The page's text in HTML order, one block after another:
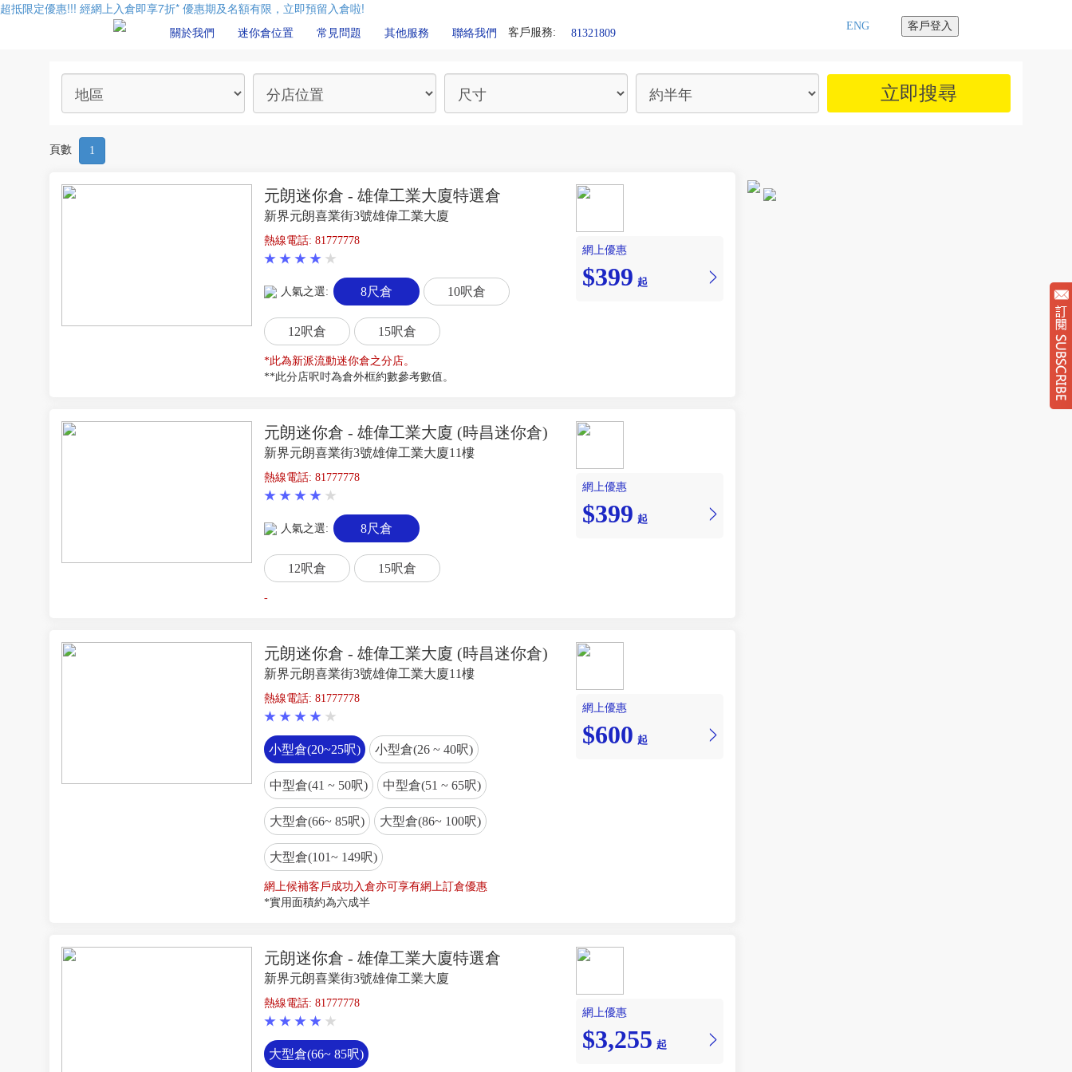
超抵限定優惠!!! 經網上入倉即享7折* 優惠期及名額有限，立即預留入倉啦!
關於我們 迷你倉位置 常見問題 其他服務 聯絡我們 客戶服務: 81321809
ENG 客戶登入
頁數 1
元朗迷你倉 - 雄偉工業大廈特選倉
新界元朗喜業街3號雄偉工業大廈
熱線電話: 81777778
人氣之選: 8尺倉 10呎倉
12呎倉 15呎倉
*此為新派流動迷你倉之分店。
**此分店呎吋為倉外框約數參考數值。
網上優惠
$399 起
元朗迷你倉 - 雄偉工業大廈 (時昌迷你倉)
新界元朗喜業街3號雄偉工業大廈11樓
熱線電話: 81777778
人氣之選: 8尺倉
12呎倉 15呎倉
-
網上優惠
$399 起
元朗迷你倉 - 雄偉工業大廈 (時昌迷你倉)
新界元朗喜業街3號雄偉工業大廈11樓
熱線電話: 81777778
小型倉(20~25呎) 小型倉(26 ~ 40呎)
中型倉(41 ~ 50呎) 中型倉(51 ~ 65呎)
大型倉(66~ 85呎) 大型倉(86~ 100呎)
大型倉(101~ 149呎)
網上候補客戶成功入倉亦可享有網上訂倉優惠
*實用面積約為六成半
網上優惠
$600 起
元朗迷你倉 - 雄偉工業大廈特選倉
新界元朗喜業街3號雄偉工業大廈
熱線電話: 81777778
大型倉(66~ 85呎)
網上優惠
$3,255 起